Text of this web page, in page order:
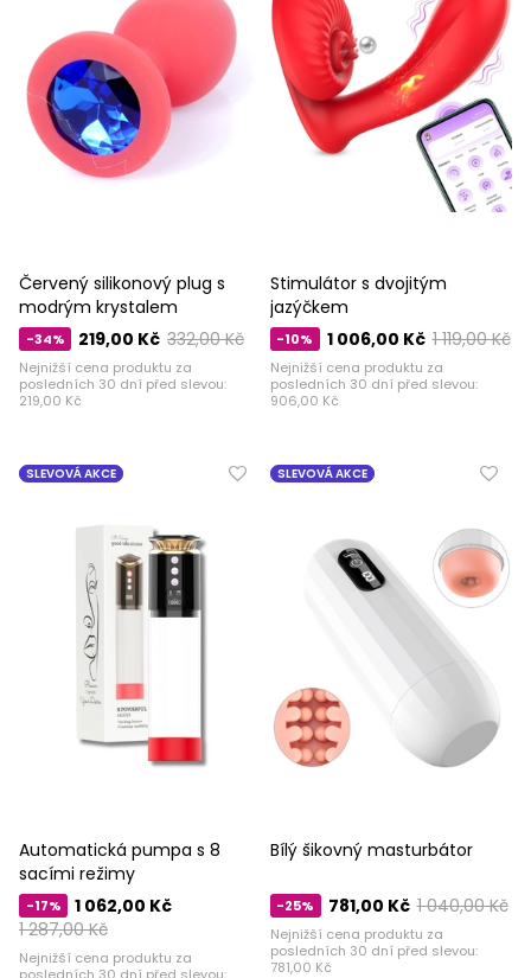
Červený silikonový plug s
modrým krystalem
-34% 332,00 Kč
219,00 Kč
Nejnižší cena produktu za
posledních 30 dní před slevou:
219,00 Kč
Stimulátor s dvojitým
jazýčkem
-10% 1 119,00 Kč
1 006,00 Kč
Nejnižší cena produktu za
posledních 30 dní před slevou:
906,00 Kč
SLEVOVÁ AKCE
Automatická pumpa s 8
sacími režimy
-17%
1 287,00 Kč
1 062,00 Kč
Nejnižší cena produktu za
SLEVOVÁ AKCE
Bílý šikovný masturbátor
-25% 1 040,00 Kč
781,00 Kč
Nejnižší cena produktu za
posledních 30 dní před slevou:
781,00 Kč